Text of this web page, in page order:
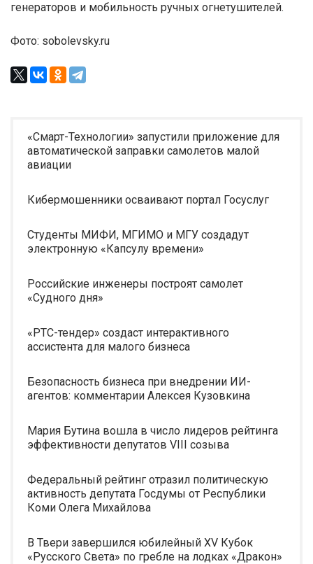
генераторов и мобильность ручных огнетушителей.
Фото: sobolevsky.ru
«Смарт-Технологии» запустили приложение для
автоматической заправки самолетов малой
авиации
Кибермошенники осваивают портал Госуслуг
Студенты МИФИ, МГИМО и МГУ создадут
электронную «Капсулу времени»
Российские инженеры построят самолет
«Судного дня»
«РТС-тендер» создаст интерактивного
ассистента для малого бизнеса
Безопасность бизнеса при внедрении ИИ-
агентов: комментарии Алексея Кузовкина
Мария Бутина вошла в число лидеров рейтинга
эффективности депутатов VIII созыва
Федеральный рейтинг отразил политическую
активность депутата Госдумы от Республики
Коми Олега Михайлова
В Твери завершился юбилейный XV Кубок
«Русского Света» по гребле на лодках «Дракон»